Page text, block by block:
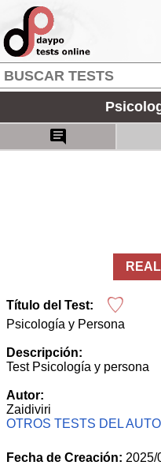
Título del Test:
Psicología y Persona
Descripción:
Test Psicología y persona
Autor:
Zaidiviri
OTROS TESTS DEL
Fecha de Creación: 2025/